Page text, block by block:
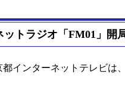
トラジオ「FM01」開
インターネットテレビは